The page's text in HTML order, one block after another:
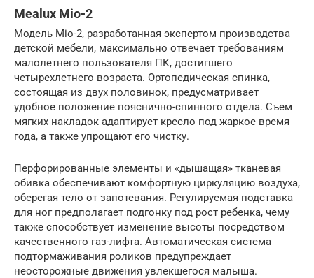
Mealux Mio-2
Модель Mio-2, разработанная экспертом производства
детской мебели, максимально отвечает требованиям
малолетнего пользователя ПК, достигшего
четырехлетнего возраста. Ортопедическая спинка,
состоящая из двух половинок, предусматривает
удобное положение пояснично-спинного отдела. Съем
мягких накладок адаптирует кресло под жаркое время
года, а также упрощают его чистку.
Перфорированные элементы и «дышащая» тканевая
обивка обеспечивают комфортную циркуляцию воздуха,
оберегая тело от запотевания. Регулируемая подставка
для ног предполагает подгонку под рост ребенка, чему
также способствует изменение высоты посредством
качественного газ-лифта. Автоматическая система
подтормаживания роликов предупреждает
неосторожные движения увлекшегося малыша.